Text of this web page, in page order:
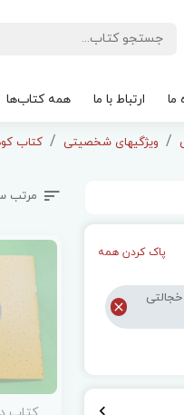
ما ارتباط با ما همه کتاب‌ها
ویژگیهای شخصیتی کتاب
پاک کردن همه
مرتب